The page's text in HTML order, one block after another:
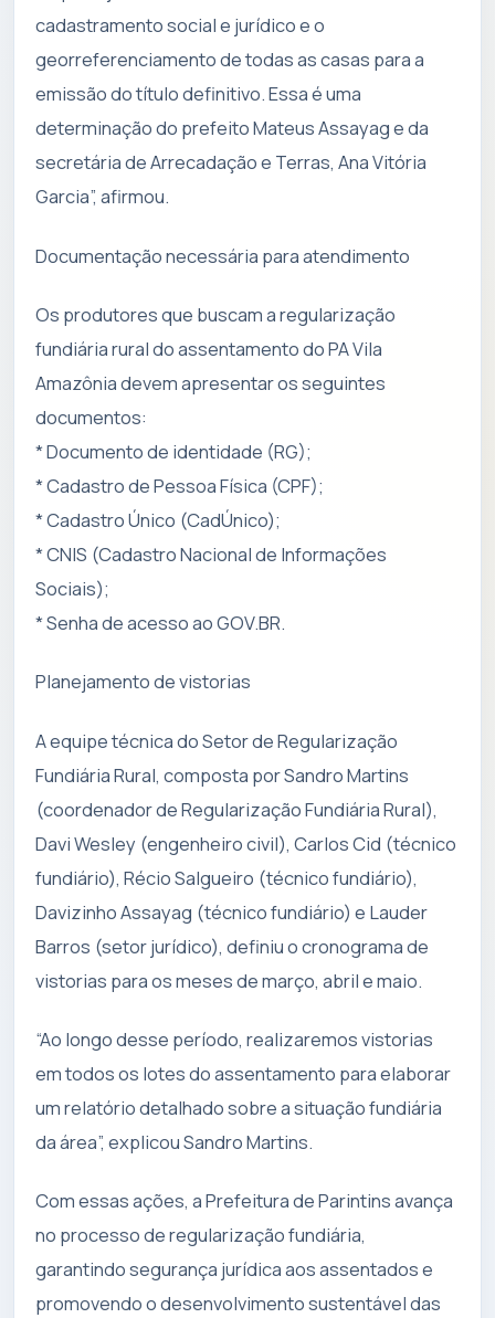
cadastramento social e jurídico e o
georreferenciamento de todas as casas para a
emissão do título definitivo. Essa é uma
determinação do prefeito Mateus Assayag e da
secretária de Arrecadação e Terras, Ana Vitória
Garcia”, afirmou.
Documentação necessária para atendimento
Os produtores que buscam a regularização
fundiária rural do assentamento do PA Vila
Amazônia devem apresentar os seguintes
documentos:
* Documento de identidade (RG);
* Cadastro de Pessoa Física (CPF);
* Cadastro Único (CadÚnico);
* CNIS (Cadastro Nacional de Informações
Sociais);
* Senha de acesso ao GOV.BR.
Planejamento de vistorias
A equipe técnica do Setor de Regularização
Fundiária Rural, composta por Sandro Martins
(coordenador de Regularização Fundiária Rural),
Davi Wesley (engenheiro civil), Carlos Cid (técnico
fundiário), Récio Salgueiro (técnico fundiário),
Davizinho Assayag (técnico fundiário) e Lauder
Barros (setor jurídico), definiu o cronograma de
vistorias para os meses de março, abril e maio.
“Ao longo desse período, realizaremos vistorias
em todos os lotes do assentamento para elaborar
um relatório detalhado sobre a situação fundiária
da área”, explicou Sandro Martins.
Com essas ações, a Prefeitura de Parintins avança
no processo de regularização fundiária,
garantindo segurança jurídica aos assentados e
promovendo o desenvolvimento sustentável das